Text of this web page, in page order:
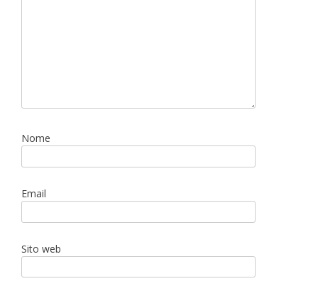
Nome
Email
Sito web